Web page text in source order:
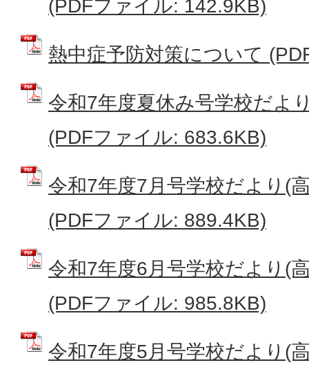
(PDFファイル: 142.9KB)
熱中症予防対策について
令和7年度夏休み号学校だよ
(PDFファイル: 683.6KB)
令和7年度7月号学校だより(
(PDFファイル: 889.4KB)
令和7年度6月号学校だより(
(PDFファイル: 985.8KB)
令和7年度5月号学校だより(